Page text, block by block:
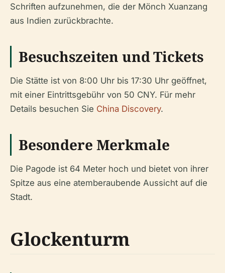
Schriften aufzunehmen, die der Mönch Xuanzang
aus Indien zurückbrachte.
Besuchszeiten und Tickets
Die Stätte ist von 8:00 Uhr bis 17:30 Uhr geöffnet,
mit einer Eintrittsgebühr von 50 CNY. Für mehr
Details besuchen Sie China Discovery.
Besondere Merkmale
Die Pagode ist 64 Meter hoch und bietet von ihrer
Spitze aus eine atemberaubende Aussicht auf die
Stadt.
Glockenturm